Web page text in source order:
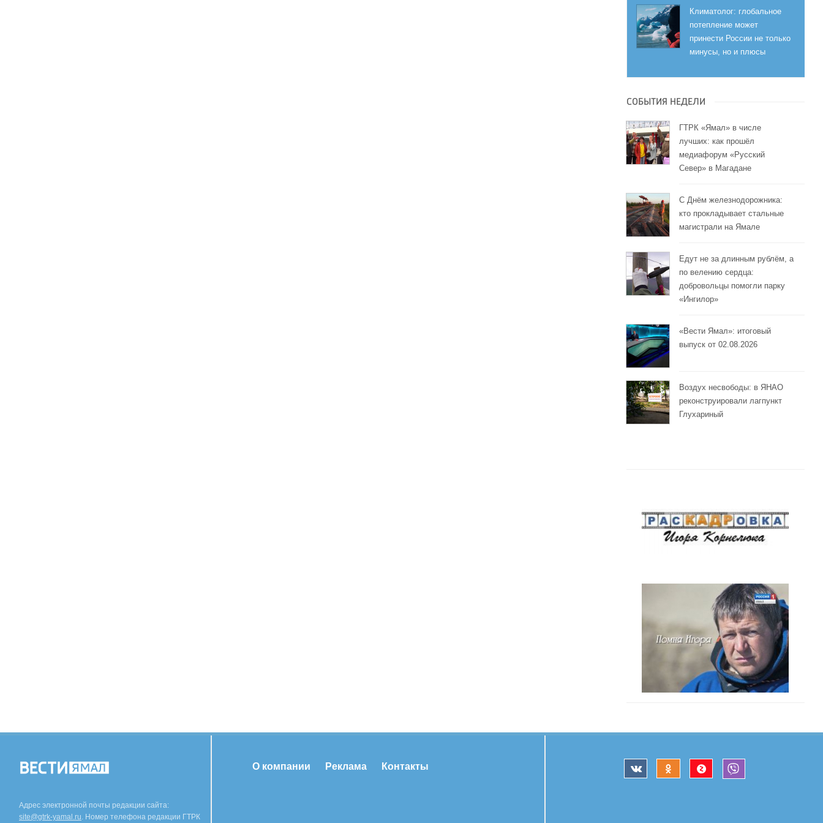
Климатолог: глобальное
потепление может
принести России не только
минусы, но и плюсы
СОБЫТИЯ НЕДЕЛИ
ГТРК «Ямал» в числе
лучших: как прошёл
медиафорум «Русский
Север» в Магадане
С Днём железнодорожника:
кто прокладывает стальные
магистрали на Ямале
Едут не за длинным рублём, а
по велению сердца:
добровольцы помогли парку
«Ингилор»
«Вести Ямал»: итоговый
выпуск от 02.08.2026
Воздух несвободы: в ЯНАО
реконструировали лагпункт
Глухариный
Адрес электронной почты редакции сайта:
site@gtrk-yamal.ru. Номер телефона редакции ГТРК
О компании Реклама Контакты